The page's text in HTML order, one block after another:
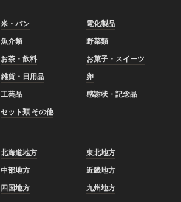
米・パン
電化製品
魚介類
野菜類
お茶・飲料
お菓子・スイーツ
雑貨・日用品
卵
工芸品
感謝状・記念品
セット類 その他
北海道地方
東北地方
中部地方
近畿地方
四国地方 九州地方